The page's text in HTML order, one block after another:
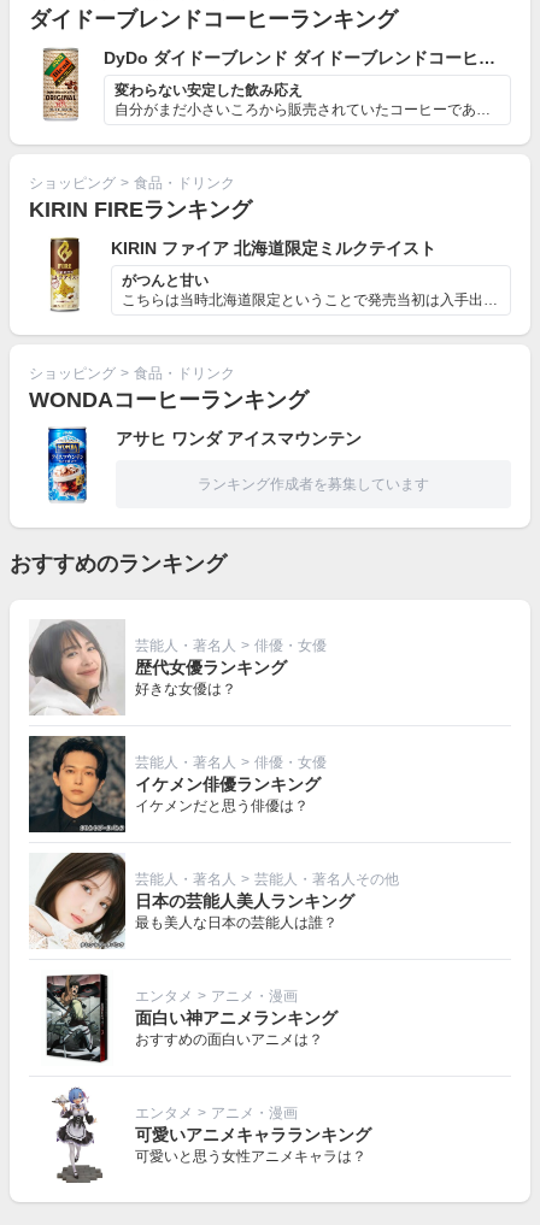
ダイドーブレンドコーヒーランキング
DyDo ダイドーブレンド ダイドーブレンドコーヒー オリジナル
変わらない安定した飲み応え
自分がまだ小さいころから販売されていたコーヒーであり、...
ショッピング > 食品・ドリンク
KIRIN FIREランキング
KIRIN ファイア 北海道限定ミルクテイスト
がつんと甘い
こちらは当時北海道限定ということで発売当初は入手出来な...
ショッピング > 食品・ドリンク
WONDAコーヒーランキング
アサヒ ワンダ アイスマウンテン
ランキング作成者を募集しています
おすすめのランキング
芸能人・著名人 > 俳優・女優
歴代女優ランキング
好きな女優は？
芸能人・著名人 > 俳優・女優
イケメン俳優ランキング
イケメンだと思う俳優は？
芸能人・著名人 > 芸能人・著名人その他
日本の芸能人美人ランキング
最も美人な日本の芸能人は誰？
エンタメ > アニメ・漫画
面白い神アニメランキング
おすすめの面白いアニメは？
エンタメ > アニメ・漫画
可愛いアニメキャラランキング
可愛いと思う女性アニメキャラは？